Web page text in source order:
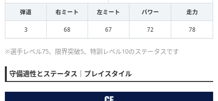
弾道 右ミート 左ミート パワー 走力
3 68 67 72 78
※選手レベル75、限界突破5、特訓レベル10のステータスです
守備適性とステータス｜プレイスタイル